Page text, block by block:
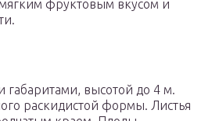
фруктовым вкусом и
габаритами, высотой до 4 м.
раскидистой формы. Листья